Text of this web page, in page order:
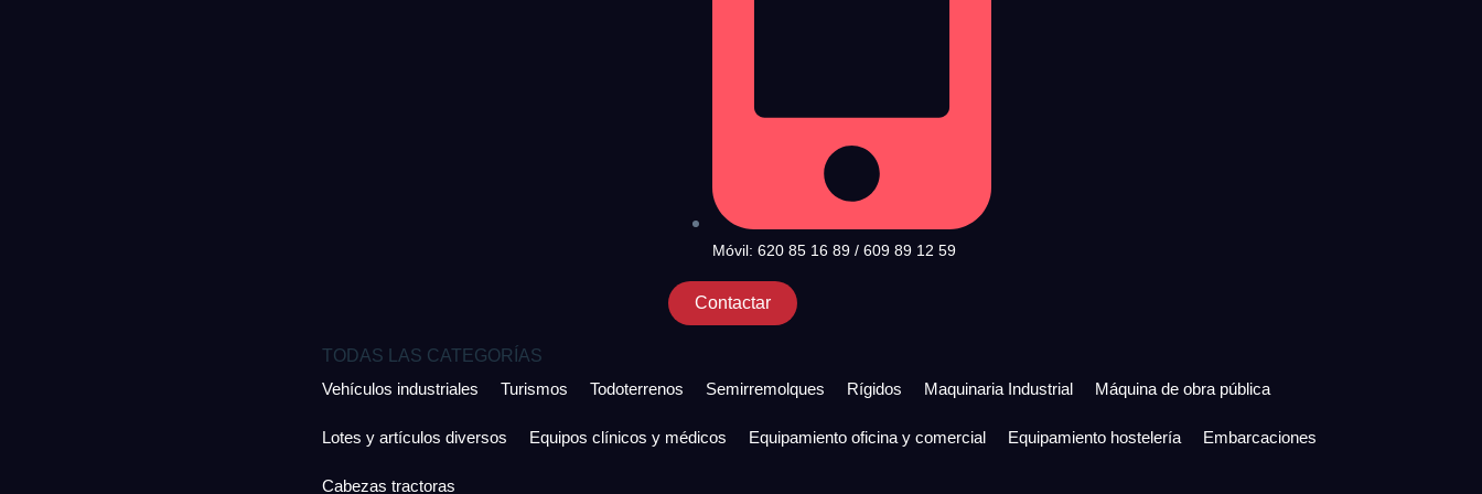
Móvil: 620 85 16 89 / 609 89 12 59
Contactar
TODAS LAS CATEGORÍAS
Vehículos industriales
Turismos Todoterrenos Semirremolques Rígidos Maquinaria Industrial Máquina de obra pública
Lotes y artículos diversos Equipos clínicos y médicos Equipamiento oficina y comercial Equipamiento hostelería Embarcaciones
Cabezas tractoras